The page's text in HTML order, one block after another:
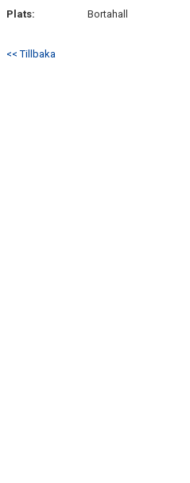
Plats:
Bortahall
<< Tillbaka